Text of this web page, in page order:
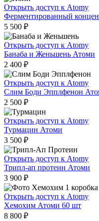
Открыть доступ к Atomy
Ферментированный
5 500 ₽
Открыть доступ к Atomy
Банаба и Женьшень Атоми
2 400 ₽
Открыть доступ к Atomy
Слим Боди Эпплфенон
2 500 ₽
Открыть доступ к Atomy
Турмацин Атоми
3 500 ₽
Открыть доступ к Atomy
Трипл-ап протеин Атоми
3 900 ₽
Открыть доступ к Atomy
Хемохим Атоми 60 шт
8 800 ₽